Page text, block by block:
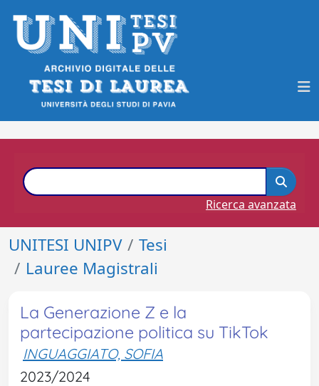
Ricerca avanzata
UNITESI UNIPV
Tesi
Lauree Magistrali
La Generazione Z e la
partecipazione politica su TikTok
INGUAGGIATO, SOFIA
2023/2024